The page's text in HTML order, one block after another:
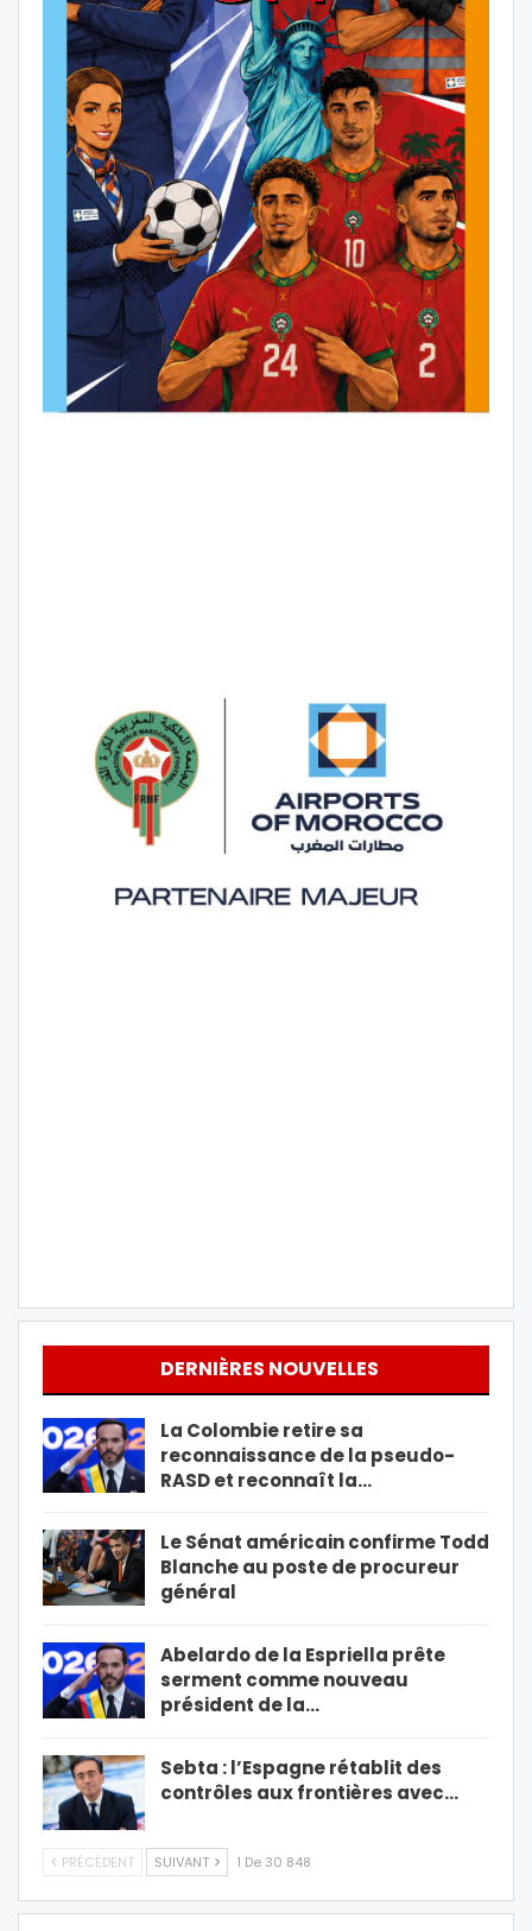
DERNIÈRES NOUVELLES
La Colombie retire sa
reconnaissance de la pseudo-
RASD et reconnaît la…
Le Sénat américain confirme Todd
Blanche au poste de procureur
général
Abelardo de la Espriella prête
serment comme nouveau
président de la…
Sebta : l’Espagne rétablit des
contrôles aux frontières avec…
PRÉCÉDENT SUIVANT 1 De 30 848